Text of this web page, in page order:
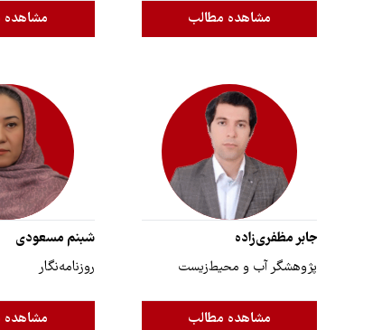
مشاهده مطالب مشاهده
جابر مظفری‌زاده
پژوهشگر آب و محیط‌زیست
مشاهده مطالب
شبنم مسعودی
روزنامه‌نگار
مشاهده